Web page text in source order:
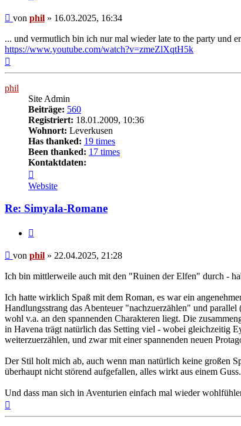
Beitrag
von phil » 16.03.2025, 16:34
... und vermutlich bin ich nur mal wieder late to the party und
https://www.youtube.com/watch?v=zmeZlXqtH5k
phil
Site Admin
Beiträge: 560
Registriert: 18.01.2009, 10:36
Wohnort: Leverkusen
Has thanked: 19 times
Been thanked: 17 times
Kontaktdaten:
von
phil
Website
Re: Simyala-Romane
Beitrag
von phil » 22.04.2025, 21:28
Ich bin mittlerweile auch mit den "Ruinen der Elfen" durch -
Ich hatte wirklich Spaß mit dem Roman, es war ein
Handlungsstrang das Abenteuer "nachzuerzählen" und
wohl v.a. an den spannenden Charakteren liegt. Die
in Havena trägt natürlich das Setting viel - wobei gleichzeitig
weiterzuerzählen, und zwar mit einer spannenden neuen
Der Stil holt mich ab, auch wenn man natürlich keine großen
überhaupt nicht störend aufgefallen, alles wirkt aus einem Guss.
Und dass man sich in Aventurien einfach mal wieder